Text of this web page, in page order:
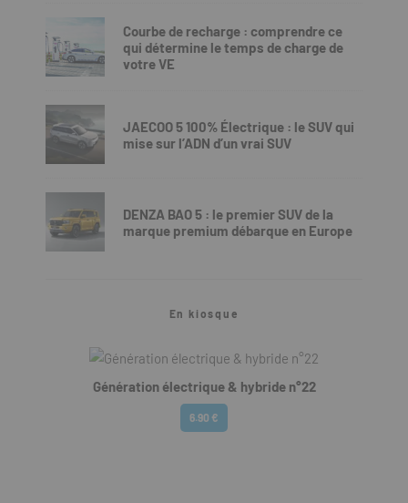
Courbe de recharge : comprendre ce
qui détermine le temps de charge de
votre VE
JAECOO 5 100% Électrique : le SUV qui
mise sur l’ADN d’un vrai SUV
DENZA BAO 5 : le premier SUV de la
marque premium débarque en Europe
En kiosque
Génération électrique & hybride n°22
6.90 €